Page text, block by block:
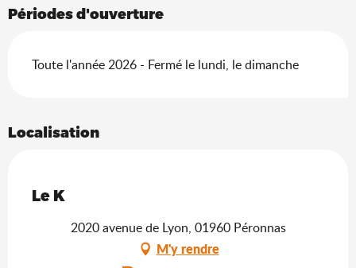
Périodes d'ouverture
Toute l'année 2026 - Fermé le lundi, le dimanche
Localisation
Le K
2020 avenue de Lyon, 01960 Péronnas
M'y rendre